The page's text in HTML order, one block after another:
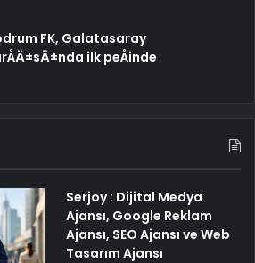
FK, Galatasaray
ilk peÅinde
Serjoy : Dijital Medya
Ajansı, Google Reklam
Ajansı, SEO Ajansı ve Web
Tasarım Ajansı